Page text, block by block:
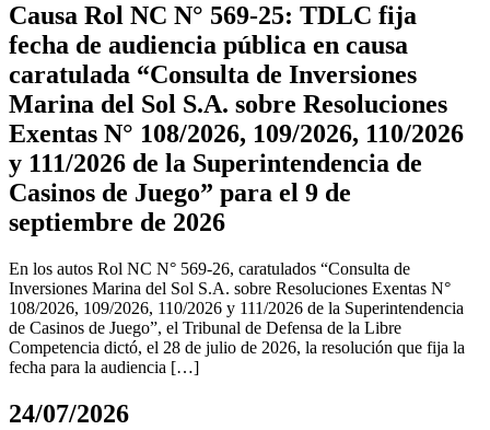
Causa Rol NC N° 569-25: TDLC fija
fecha de audiencia pública en causa
caratulada “Consulta de Inversiones
Marina del Sol S.A. sobre Resoluciones
Exentas N° 108/2026, 109/2026, 110/2026
y 111/2026 de la Superintendencia de
Casinos de Juego” para el 9 de
septiembre de 2026
En los autos Rol NC N° 569-26, caratulados “Consulta de
Inversiones Marina del Sol S.A. sobre Resoluciones Exentas N°
108/2026, 109/2026, 110/2026 y 111/2026 de la Superintendencia
de Casinos de Juego”, el Tribunal de Defensa de la Libre
Competencia dictó, el 28 de julio de 2026, la resolución que fija la
fecha para la audiencia […]
24/07/2026